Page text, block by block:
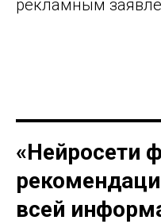
рекламным
«Нейросети
всей